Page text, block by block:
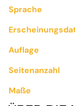
Sprache
Auflage
Seitenanzahl
Maße